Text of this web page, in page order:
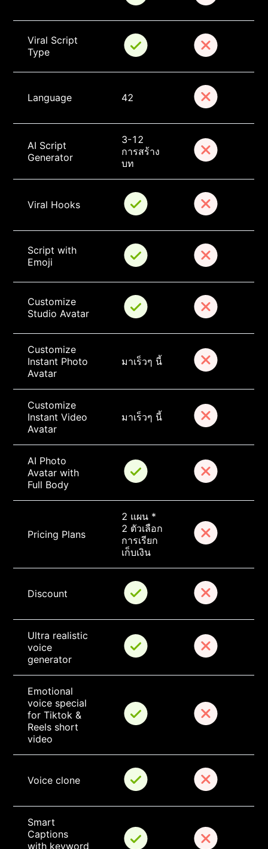
Viral Script
Type
Language 42
AI Script
Generator
3-12
การสร้าง
บท
Viral Hooks
Script with
Emoji
Customize
Studio Avatar
Customize
Instant Photo
Avatar
มาเร็วๆ นี้
Customize
Instant Video
Avatar
มาเร็วๆ นี้
AI Photo
Avatar with
Full Body
Pricing Plans
2 แผน *
2 ตัวเลือก
การเรียก
เก็บเงิน
Discount
Ultra realistic
voice
generator
Emotional
voice special
for Tiktok &
Reels short
video
Voice clone
Smart
Captions
with keyword